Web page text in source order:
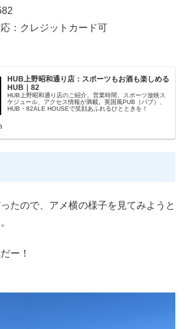
：クレジットカード可
HUB上野昭和通り店：スポーツもお酒も楽しめる
HUB｜82
HUB上野昭和通り店のご紹介。営業時間、スポーツ放映ス
ケジュール、アクセス情報が満載。英国風PUB（パブ）、
HUB・82ALE HOUSEで笑顔あふれるひとときを！
たので、アメ横の様子を見てみようと
ー！